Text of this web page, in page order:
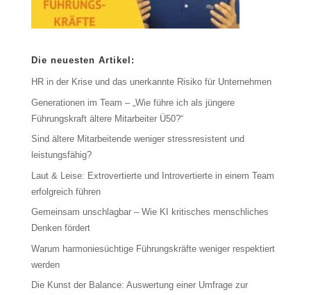
Die neuesten Artikel:
HR in der Krise und das unerkannte Risiko für Unternehmen
Generationen im Team – „Wie führe ich als jüngere
Führungskraft ältere Mitarbeiter Ü50?“
Sind ältere Mitarbeitende weniger stressresistent und
leistungsfähig?
Laut & Leise: Extrovertierte und Introvertierte in einem Team
erfolgreich führen
Gemeinsam unschlagbar – Wie KI kritisches menschliches
Denken fördert
Warum harmoniesüchtige Führungskräfte weniger respektiert
werden
Die Kunst der Balance: Auswertung einer Umfrage zur